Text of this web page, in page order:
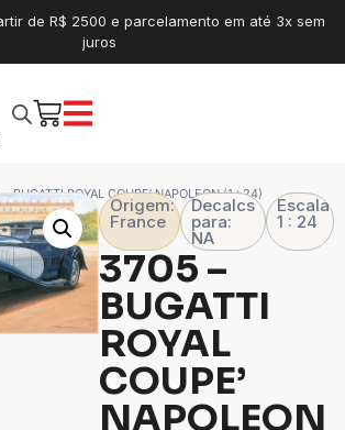
de R$ 2500 e parcelamento em até 3x sem
juros
BUGATTI ROYAL COUPE’ NAPOLEON (1 : 24)
Origem:
France
Decalcs
para:
NA
Escala
1 : 24
3705 –
BUGATTI
ROYAL
COUPE’
NAPOLEON